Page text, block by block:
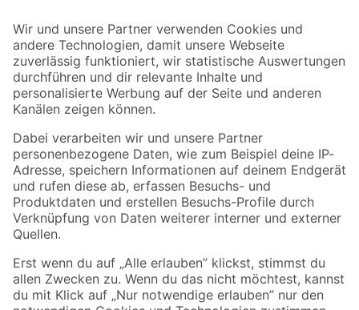
Der toom Newsletter: Keine Angebote und Aktionen mehr verpassen!
Zur Newsletter Anmeldung
Folge uns
Zahlungsarten Versandarten
Sicher einkaufen
Jetzt die toom-App herunterladen